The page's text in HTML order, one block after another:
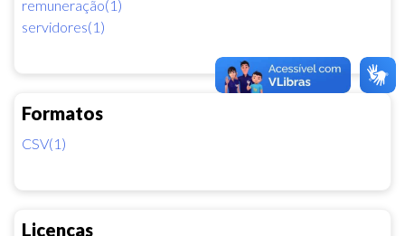
remuneração(1)
servidores(1)
Formatos
CSV(1)
Licenças